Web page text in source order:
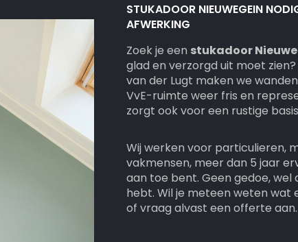
STUKADOOR NIEUWEGEIN
AFWERKING
Zoek je een stukadoor
glad en verzorgd uit moet
van der Lugt maken we
VvE-ruimte weer fris en
zorgt ook voor een rustige
Wij werken voor particulieren,
vakmensen, meer dan 5 jaar
aan toe bent. Geen gedoe, wel
hebt. Wil je meteen weten wat
of vraag alvast een offerte aan.